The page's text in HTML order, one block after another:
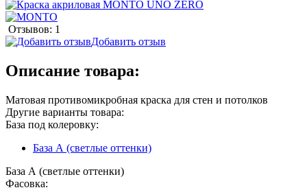
Отзывов: 1
Добавить отзыв
Описание товара:
Матовая противомикробная краска для стен и потолков
Другие варианты товара:
База под колеровку:
База А (светлые оттенки)
База А (светлые оттенки)
Фасовка: